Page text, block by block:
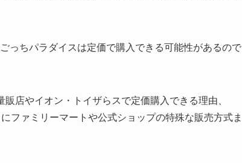
っちパラダイスは定価で購入できる可能性があるので
店やイオン・トイザらスで定価購入できる理由、
ファミリーマートや公式ショップの特殊な販売方式ま